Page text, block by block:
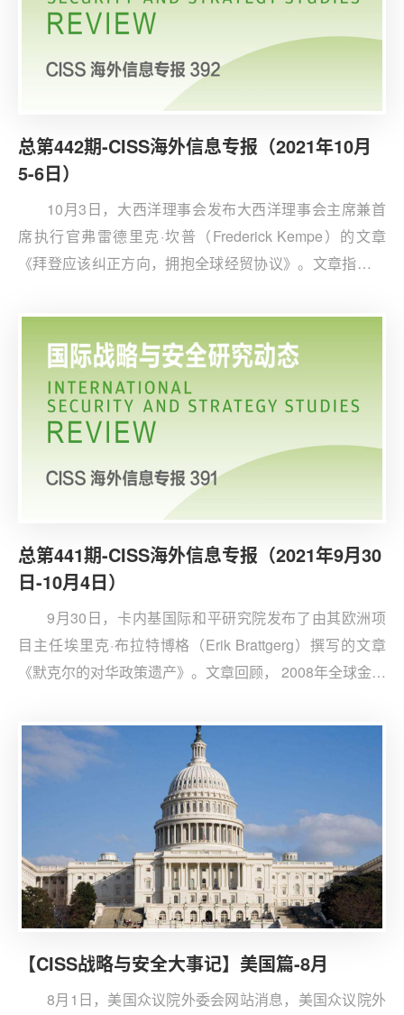
总第442期-CISS海外信息专报（2021年10月
5-6日）
10月3日，大西洋理事会发布大西洋理事会主席兼首
席执行官弗雷德里克·坎普（Frederick Kempe）的文章
《拜登应该纠正方向，拥抱全球经贸协议》。文章指出，
正外交弊病，团结全球伙伴，恢复世界对美国领导地位的
信心。
总第441期-CISS海外信息专报（2021年9月30
日-10月4日）
9月30日，卡内基国际和平研究院发布了由其欧洲项
目主任埃里克·布拉特博格（Erik Brattgerg）撰写的文章
《默克尔的对华政策遗产》。文章回顾， 2008年全球金融
作，并在2014年将德中关系定位为全面战略伙伴关系。
【CISS战略与安全大事记】美国篇-8月
8月1日，美国众议院外委会网站消息，美国众议院外